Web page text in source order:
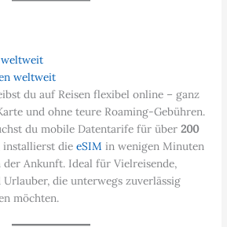
weltweit
du auf Reisen flexibel online – ganz
und ohne teure Roaming-Gebühren.
du mobile Datentarife für über200
installierst dieeSIM in wenigen Minuten
Ankunft. Ideal für Vielreisende,
die unterwegs zuverlässig
möchten.